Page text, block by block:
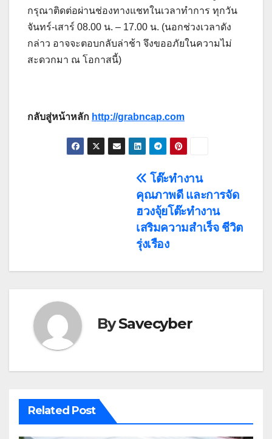
กรุณาติดต่อผ่านช่องทางแชทในเวลาทำการ ทุกวัน
จันทร์-เสาร์ 08.00 น. – 17.00 น. (นอกช่วงเวลาดัง
กล่าว อาจจะตอบกลับล่าช้า จึงขออภัยในความไม่
สะดวกมา ณ​ โอกาสนี้)
กลับสู่หน้าหลัก http://grabncap.com
โต๊ะทำงาน
คุณภาพดี และการจัด
ฮวงจุ้ยโต๊ะทํางาน
เสริมความสำเร็จ ชีวิต
รุ่งเรือง
BySavecyber
Related Post